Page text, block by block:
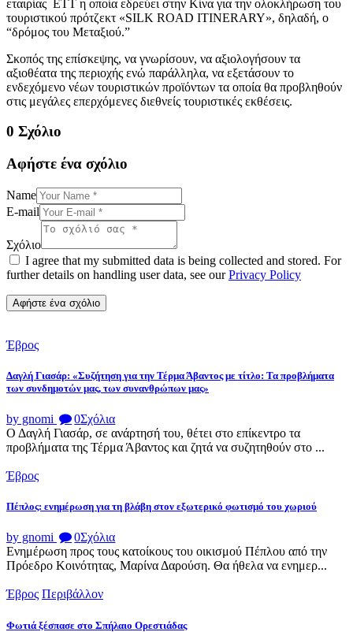
εταιρίας ΕΤΤ η οποία εδρεύει στην Κίνα για την ολοκλήρωση του
τουριστικού πρότζεκτ «SILK ROAD ITINERARY», δηλαδή, ο
“δρόμος του Μεταξιού.”
Σκοπός της επίσκεψης, να γνωρίσουν, να αξιολογήσουν τα
αξιοθέατα της περιοχής ενώ παράλληλα, να εξετάσουν το
ενδεχόμενο νέων τουριστικών προϊόντων τα οποία θα προβληθούν
στις μεγάλες επερχόμενες διεθνείς τουριστικές εκθέσεις.
0 Σχόλιο
Αφήστε ένα σχόλιο
Name
E-mail
Σχόλιο
I agree that my submitted data is being collected and stored. For
further details on handling user data, see ourPrivacy Policy
Έβρος
Δαγλή Γιασάρ: «Συζήτηση για την Τέρμα Άβαντος με τίτλο: Τα προβλήματα
των συνδημοτών μας, των συνανθρώπων μας»
by gnomi 0Σχόλια
Ο Δαγλή Γιασάρ, σε ανάρτησή του, θέτει στο επίκεντρο τα
προβλήματα της Τέρμα Άβαντος και ζητά να συζητηθούν στο ...
Έβρος
Πέπλος: ενημέρωση για τη βλάβη στον εξωτερικό φωτισμό του χωριού
by gnomi 0Σχόλια
Ενημέρωση προς τους κατοίκους του οικισμού Πέπλου από την
Πρόεδρο Κοινότητας, Μαρίνα Δαρούση. Θα ήθελα να ενημερ...
Έβρος Περιβάλλον
Φωτιά ξέσπασε στο Σπήλαιο Ορεστιάδας